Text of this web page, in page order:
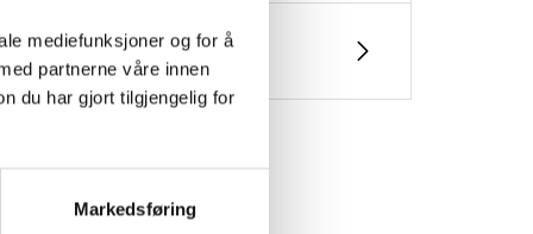
mediefunksjoner og for å
partnerne våre innen
du har gjort tilgjengelig for
Markedsføring